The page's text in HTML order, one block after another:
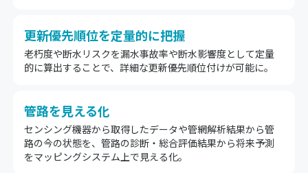
更新優先順位を定量的に把握
老朽度や断水リスクを漏水事故率や断水影響度として定量
的に算出することで、詳細な更新優先順位付けが可能に。
管路を見える化
センシング機器から取得したデータや管網解析結果から管
路の今の状態を、管路の診断・総合評価結果から将来予測
をマッピングシステム上で見える化。